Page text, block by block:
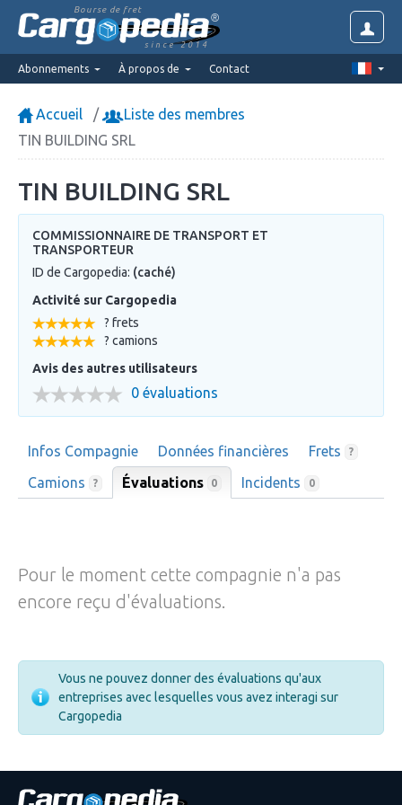
Bourse de fret
since 2014
Abonnements À propos de Contact
Accueil
Liste des membres
TIN BUILDING SRL
TIN BUILDING SRL
COMMISSIONNAIRE DE TRANSPORT ET
TRANSPORTEUR
ID de Cargopedia: (caché)
Activité sur Cargopedia
? frets
? camions
Avis des autres utilisateurs
0 évaluations
Infos Compagnie Données financières Frets ?
Camions ? Évaluations 0 Incidents 0
Pour le moment cette compagnie n'a pas
encore reçu d'évaluations.
Vous ne pouvez donner des évaluations qu'aux
entreprises avec lesquelles vous avez interagi sur
Cargopedia